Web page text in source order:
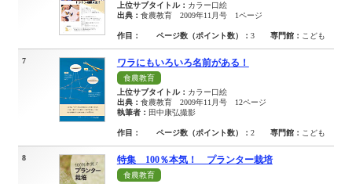
上位サブタイトル： カラー口絵
出典： 食農教育 2009年11月号 1ページ
作目： ページ数（ポイント数）： 3 専門館： こども
7 ワラにもいろいろ名前がある！
食農教育
上位サブタイトル： カラー口絵
出典： 食農教育 2009年11月号 12ページ
執筆者： 田中康弘撮影
作目： ページ数（ポイント数）： 2 専門館： こども
8 特集 100％本気！ プランター栽培
食農教育